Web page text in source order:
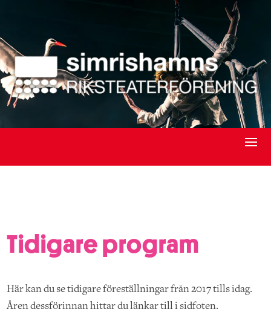
Tidigare program
Här kan du se tidigare föreställningar från 2017 tills idag.
Åren dessförinnan hittar du länkar till i sidfoten.